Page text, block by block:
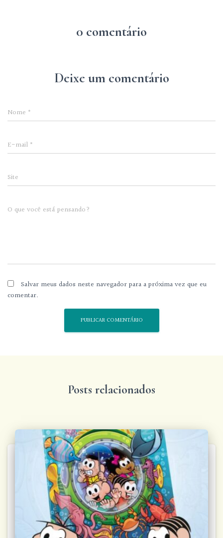
0 comentário
Deixe um comentário
Nome *
E-mail *
Site
O que você está pensando?
Salvar meus dados neste navegador para a próxima vez que eu
comentar.
Posts relacionados